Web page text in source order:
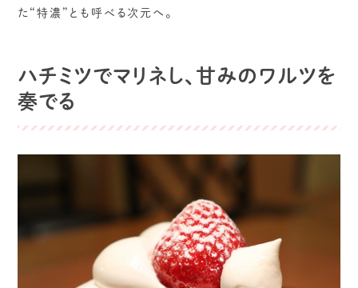
た“特濃”とも呼べる次元へ。
ハチミツでマリネし、甘みのワルツを
奏でる